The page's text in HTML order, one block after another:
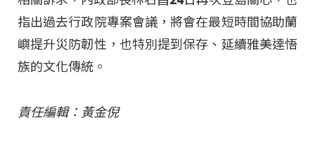
指出過去行政院專案會議，將會在最短時間協助蘭
嶼提升災防韌性，也特別提到保存、延續雅美達悟
族的文化傳統。
責任編輯：黃金倪